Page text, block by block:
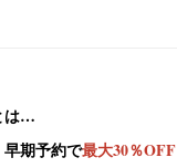
は…
期予約で最大30％OFF